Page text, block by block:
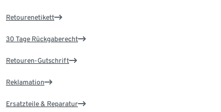
Retourenetikett
30 Tage Rückgaberecht
Retouren-Gutschrift
Reklamation
Ersatzteile & Reparatur